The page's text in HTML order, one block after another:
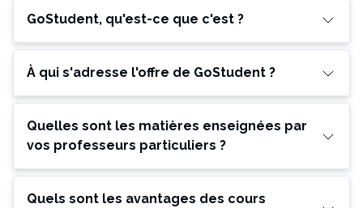
GoStudent, qu'est-ce que c'est ?
À qui s'adresse l'offre de GoStudent ?
Quelles sont les matières enseignées par
vos professeurs particuliers ?
Quels sont les avantages des cours